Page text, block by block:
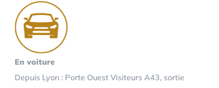
En voiture
Depuis Lyon : Porte Ouest Visiteurs A43, sortie